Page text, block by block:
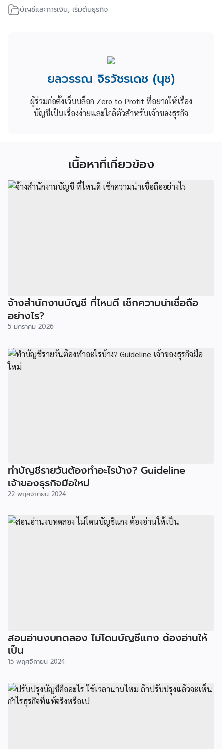
บัญชีและการเงิน, เริ่มต้นธุรกิจ
ยลวรรณ จิรวัชรเดช (นุช)
ผู้ร่วมก่อตั้งเว็บบล็อก Zero to Profit ที่อยากให้เรื่อง
บัญชีเป็นเรื่องง่ายและใกล้ตัวสำหรับเจ้าของธุรกิจ
เนื้อหาที่เกี่ยวข้อง
จ้างสำนักงานบัญชี ที่ไหนดี เช็กความน่าเชื่อถือ
อย่างไร?
5 มกราคม 2026
ทำบัญชีรายวันต้องทำอะไรบ้าง? Guideline
เจ้าของธุรกิจมือใหม่
22 พฤศจิกายน 2024
สอนอ่านงบทดลอง ไม่โดนบัญชีแกง ต้องอ่านให้
เป็น
15 พฤศจิกายน 2024